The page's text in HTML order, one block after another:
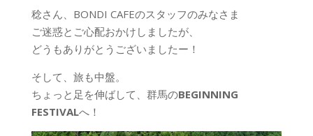
稔さん、BONDI CAFEのスタッフのみなさま
ご迷惑とご心配おかけしましたが、
どうもありがとうございましたー！
そして、旅も中盤。
ちょっと足を伸ばして、群馬のBEGINNING
FESTIVALへ！